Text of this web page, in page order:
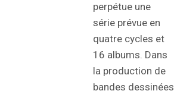
perpétue une
série prévue en
quatre cycles et
16 albums. Dans
la production de
bandes dessinées